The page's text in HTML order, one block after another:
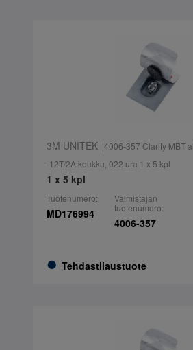
3M UNITEK| 4006-357 Clarity MBT
-12T/2A koukku, 022 ura 1 x 5 kpl
1 x 5 kpl
Tuotenumero:
MD176994
Tehdastilaustuote
Valmistajan
tuotenumero:
4006-357